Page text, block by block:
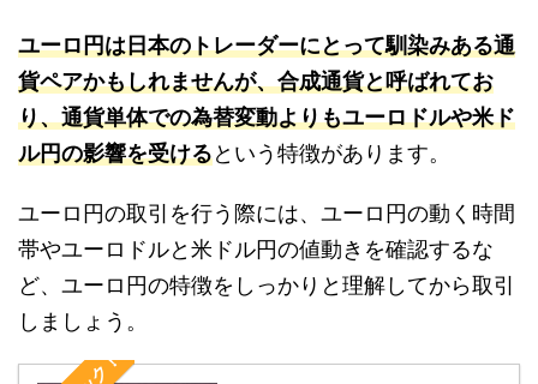
ユーロ円は日本のトレーダーにとって馴染みある通
貨ペアかもしれませんが、合成通貨と呼ばれてお
り、通貨単体での為替変動よりもユーロドルや米ド
ル円の影響を受けるという特徴があります。
ユーロ円の取引を行う際には、ユーロ円の動く時間
帯やユーロドルと米ドル円の値動きを確認するな
ど、ユーロ円の特徴をしっかりと理解してから取引
しましょう。